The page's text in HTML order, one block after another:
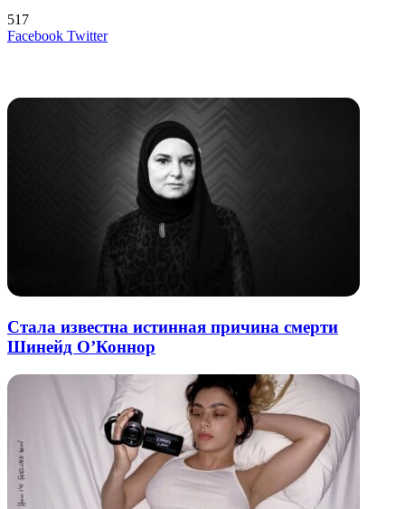
517
Facebook TwitterLinkedIn
Tumblr
Reddit
Вконтакте
Одноклассники
Skype
Messenger
Messenger
WhatsApp
Telegram
Viber
Line
Поделиться
Печатать
Стала известна истинная причина смерти
Шинейд О’Коннор